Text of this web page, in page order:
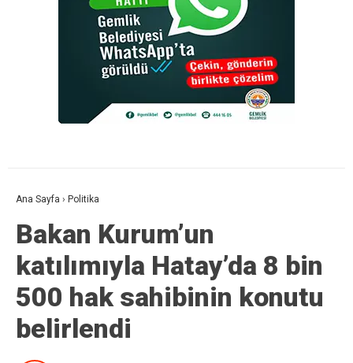
Ana Sayfa › Politika
Bakan Kurum’un
katılımıyla Hatay’da 8 bin
500 hak sahibinin konutu
belirlendi